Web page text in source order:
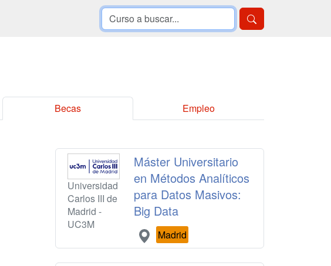
Becas Empleo
Universidad
Carlos III de
Madrid -
UC3M
Máster Universitario
en Métodos Analíticos
para Datos Masivos:
Big Data
Madrid